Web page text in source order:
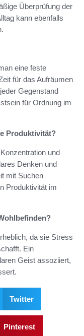
Überprüfung der
kann ebenfalls
eine feste
für das Aufräumen
Gegenstand
für Ordnung im
Produktivität?
und
Denken und
mit Suchen
Produktivität im
da sie Stress
Ein
Geist assoziiert,
Twitter
Pinterest